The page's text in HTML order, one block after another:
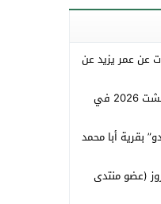
عن عمر يزيد عن
عدد جديد (434) من مجلة “صدى تاونات”-غشت 2026 في
بقرية أبا محمد
(عضو منتدى